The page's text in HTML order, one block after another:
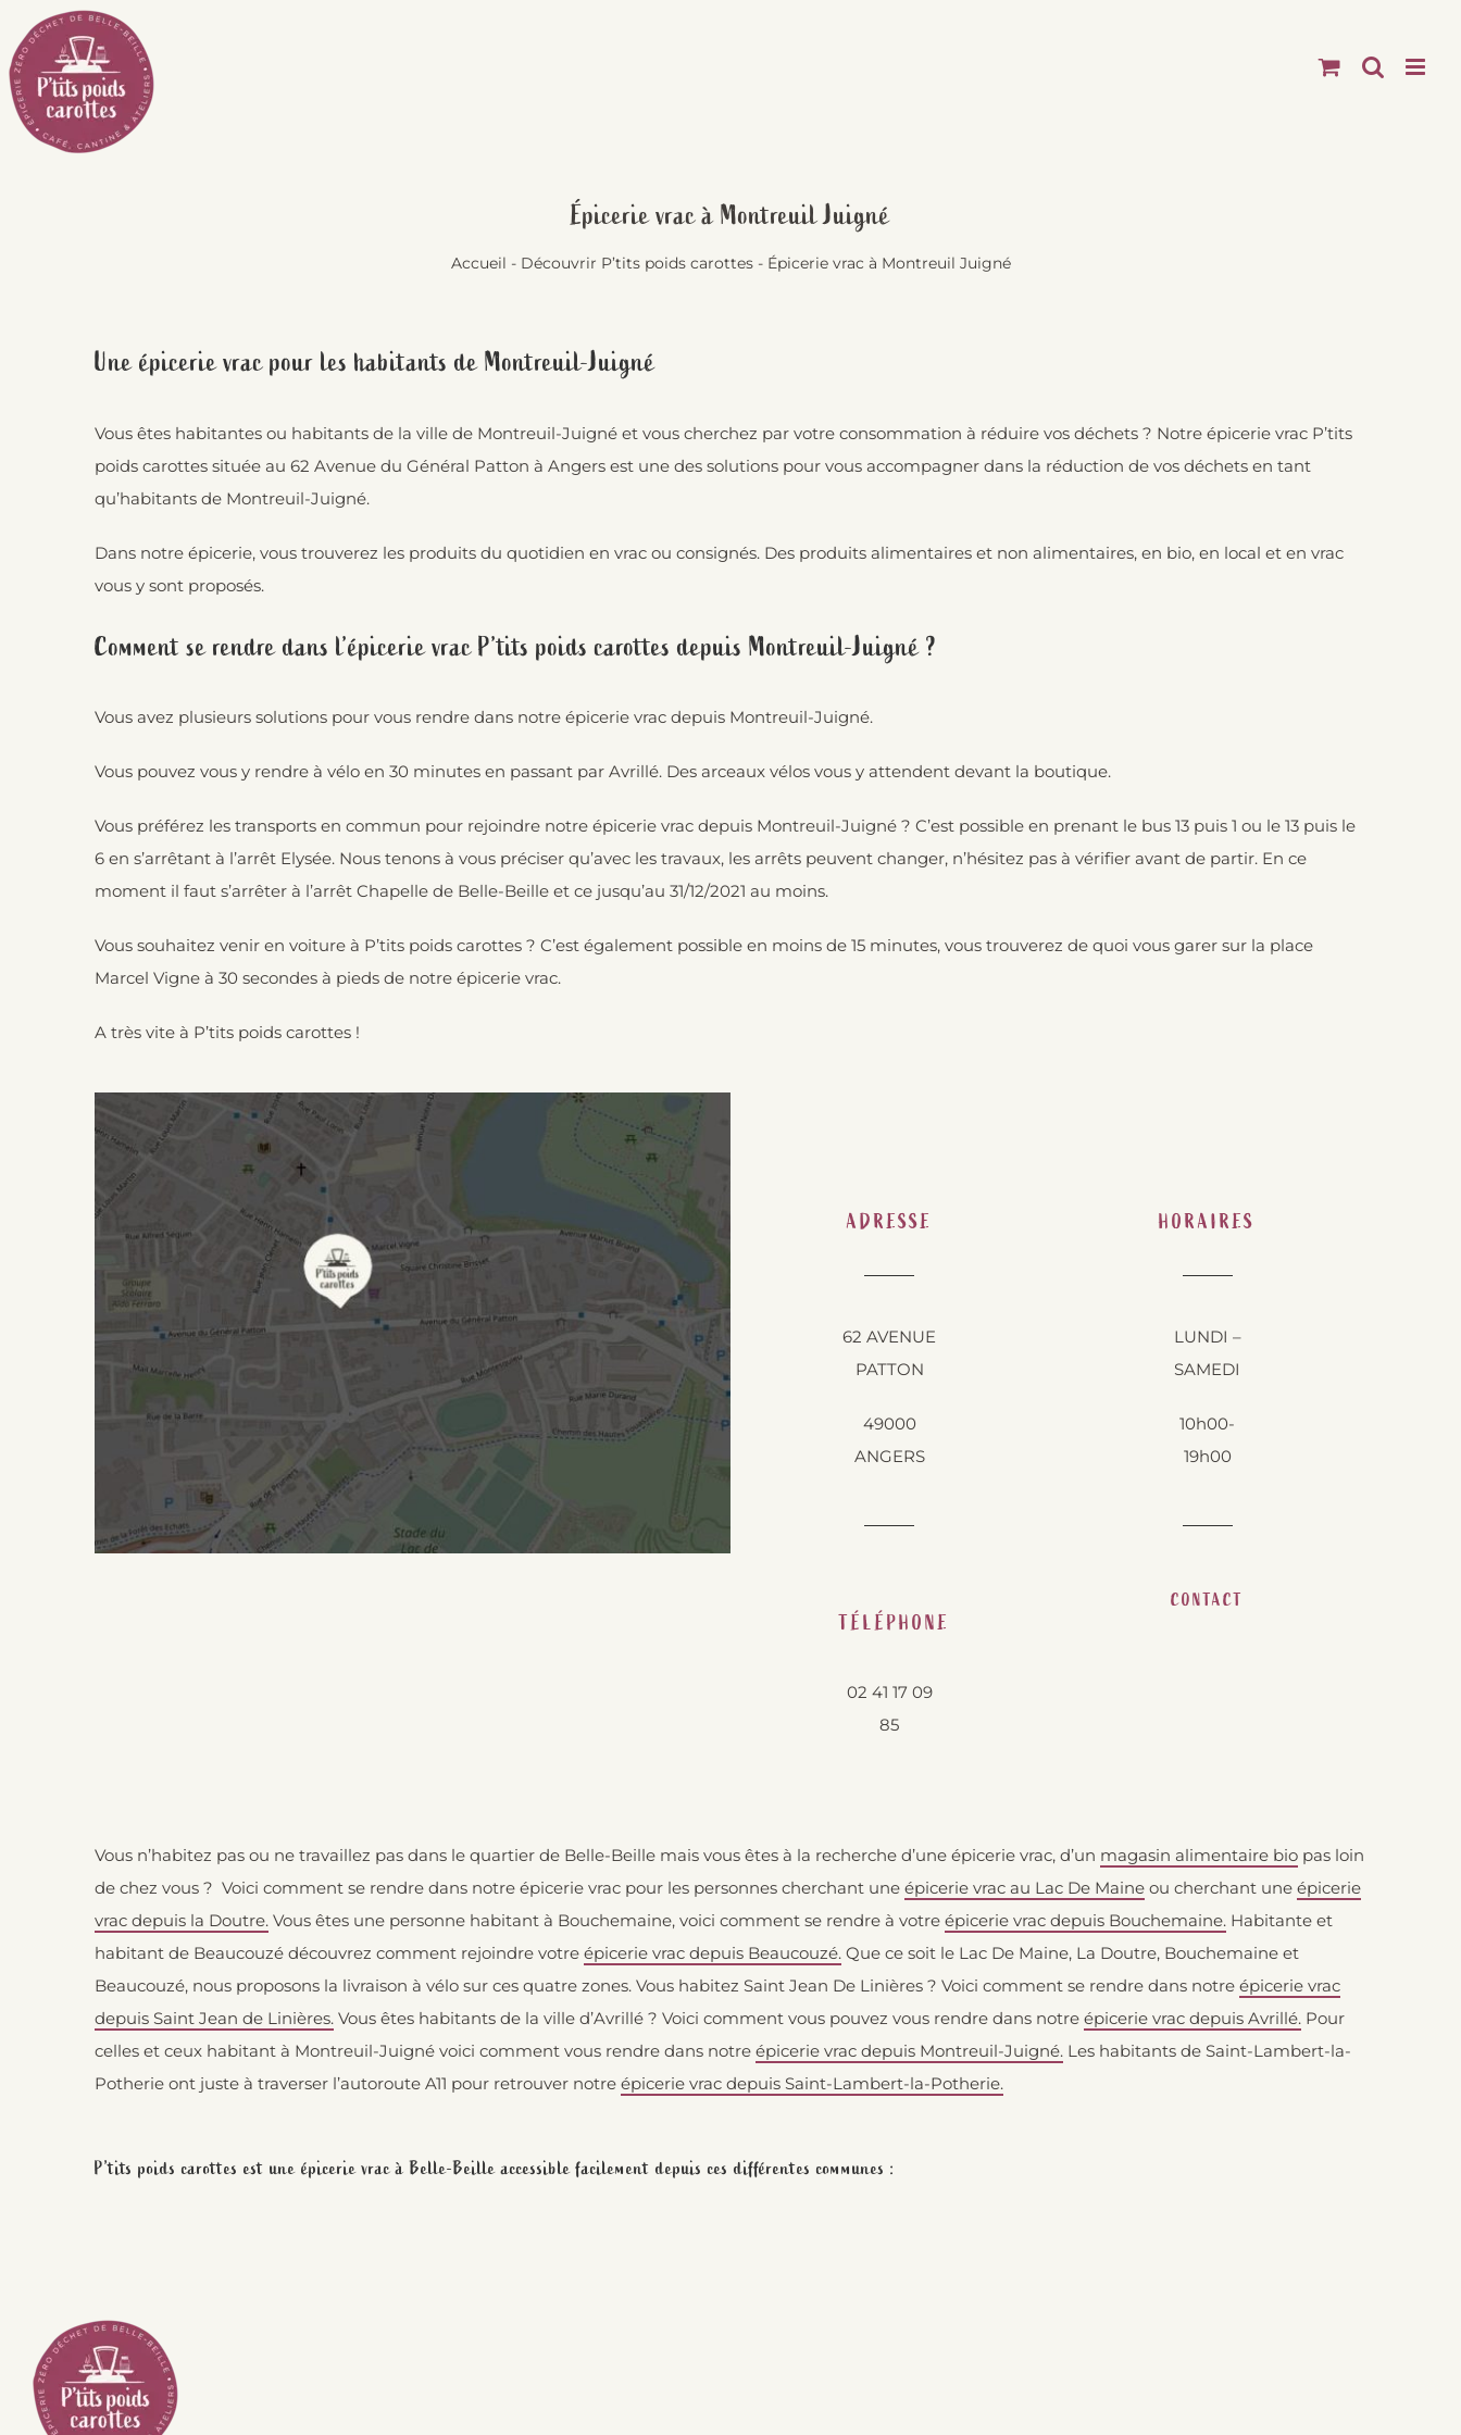
Passer
au
contenu
Épicerie vrac à Montreuil Juigné
Accueil - Découvrir P’tits poids carottes- Épicerie vrac à Montreuil Juigné
Une épicerie vrac pour les habitants de Montreuil-Juigné
Vous êtes habitantes ou habitants de la ville de Montreuil-Juigné et vous cherchez par votre consommation à réduire vos déchets ? Notre épicerie vrac P’tits
poids carottes située au 62 Avenue du Général Patton à Angers est une des solutions pour vous accompagner dans la réduction de vos déchets en tant
qu’habitants de Montreuil-Juigné.
Dans notre épicerie, vous trouverez les produits du quotidien en vrac ou consignés. Des produits alimentaires et non alimentaires, en bio, en local et en vrac
vous y sont proposés.
Comment se rendre dans l’épicerie vrac P’tits poids carottes depuis Montreuil-Juigné ?
Vous avez plusieurs solutions pour vous rendre dans notre épicerie vrac depuis Montreuil-Juigné.
Vous pouvez vous y rendre à vélo en 30 minutes en passant par Avrillé. Des arceaux vélos vous y attendent devant la boutique.
Vous préférez les transports en commun pour rejoindre notre épicerie vrac depuis Montreuil-Juigné ? C’est possible en prenant le bus 13 puis 1 ou le 13 puis le
6 en s’arrêtant à l’arrêt Elysée. Nous tenons à vous préciser qu’avec les travaux, les arrêts peuvent changer, n’hésitez pas à vérifier avant de partir. En ce
moment il faut s’arrêter à l’arrêt Chapelle de Belle-Beille et ce jusqu’au 31/12/2021 au moins.
Vous souhaitez venir en voiture à P’tits poids carottes ? C’est également possible en moins de 15 minutes, vous trouverez de quoi vous garer sur la place
Marcel Vigne à 30 secondes à pieds de notre épicerie vrac.
A très vite à P’tits poids carottes !
ADRESSE
62 AVENUE
PATTON
49000
ANGERS
TÉLÉPHONE
02 41 17 09
85
HORAIRES
LUNDI –
SAMEDI
10h00-
19h00
CONTACT
Vous n’habitez pas ou ne travaillez pas dans le quartier de Belle-Beille mais vous êtes à la recherche d’une épicerie vrac, d’un magasin alimentaire biopas loin
de chez vous ? Voici comment se rendre dans notre épicerie vrac pour les personnes cherchant une épicerie vrac au Lac De Maineou cherchant une épicerie
vrac depuis la Doutre. Vous êtes une personne habitant à Bouchemaine, voici comment se rendre à votre épicerie vrac depuis Bouchemaine. Habitante et
habitant de Beaucouzé découvrez comment rejoindre votre épicerie vrac depuis Beaucouzé. Que ce soit le Lac De Maine, La Doutre, Bouchemaine et
Beaucouzé, nous proposons la livraison à vélo sur ces quatre zones. Vous habitez Saint Jean De Linières ? Voici comment se rendre dans notre épicerie vrac
depuis Saint Jean de Linières. Vous êtes habitants de la ville d’Avrillé ? Voici comment vous pouvez vous rendre dans notre épicerie vrac depuis Avrillé. Pour
celles et ceux habitant à Montreuil-Juigné voici comment vous rendre dans notre épicerie vrac depuis Montreuil-Juigné. Les habitants de Saint-Lambert-la-
Potherie ont juste à traverser l’autoroute A11 pour retrouver notre épicerie vrac depuis Saint-Lambert-la-Potherie.
P’tits poids carottes est une épicerie vrac à Belle-Beille accessible facilement depuis ces différentes communes :